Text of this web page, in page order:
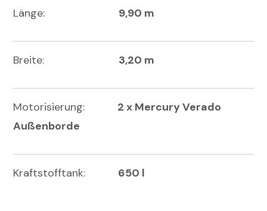
Länge: 9,90 m
Breite: 3,20 m
Motorisierung: 2 x Mercury Verado
Außenborde
Kraftstofftank: 650 l